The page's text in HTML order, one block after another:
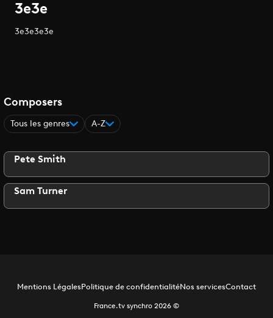
3e3e
3e3e3e3e
Composers
Tous les genres A-Z
Pete Smith
Sam Turner
Mentions LégalesPolitique de confidentialitéNos servicesContact
France.tv synchro 2026 ©